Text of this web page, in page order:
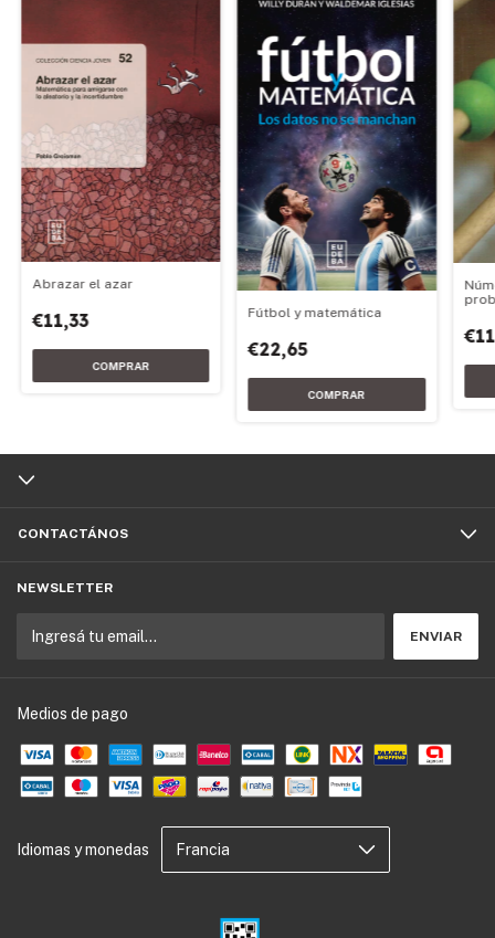
Abrazar el azar
€11,33 Fútbol y matemática
€22,65
CONTACTÁNOS
NEWSLETTER
Medios de pago
Idiomas y monedas